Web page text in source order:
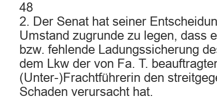
48
2. Der Senat hat seiner
Umstand zugrunde zu legen, dass
bzw. fehlende Ladungssicherung
dem Lkw der von Fa. T.
(Unter-)Frachtführerin den
Schaden verursacht hat.